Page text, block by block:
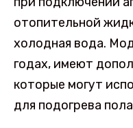
отопительной
холодная вода.
годах, имеют
которые могут
для подогрева